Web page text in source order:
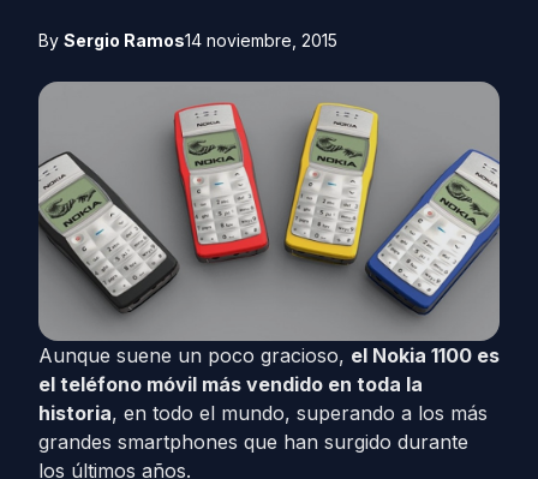
By Sergio Ramos14 noviembre, 2015
Aunque suene un poco gracioso, el Nokia 1100 es
el teléfono móvil más vendido en toda la
historia, en todo el mundo, superando a los más
grandes smartphones que han surgido durante
los últimos años.